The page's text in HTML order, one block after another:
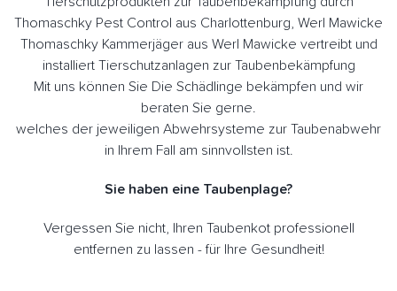
Thomaschky Pest Control aus Charlottenburg, Werl Mawicke
Thomaschky Kammerjäger aus Werl Mawicke vertreibt und
installiert Tierschutzanlagen zur Taubenbekämpfung
Mit uns können Sie Die Schädlinge bekämpfen und wir
beraten Sie gerne.
welches der jeweiligen Abwehrsysteme zur Taubenabwehr
in Ihrem Fall am sinnvollsten ist.
Sie haben eine Taubenplage?
Vergessen Sie nicht, Ihren Taubenkot professionell
entfernen zu lassen - für Ihre Gesundheit!